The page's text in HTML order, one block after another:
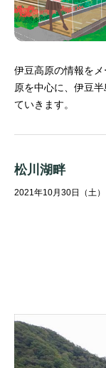
伊豆高原の情報をメ
原を中心に、伊豆
ていきます。
松川湖畔
2021年10月30日（土）